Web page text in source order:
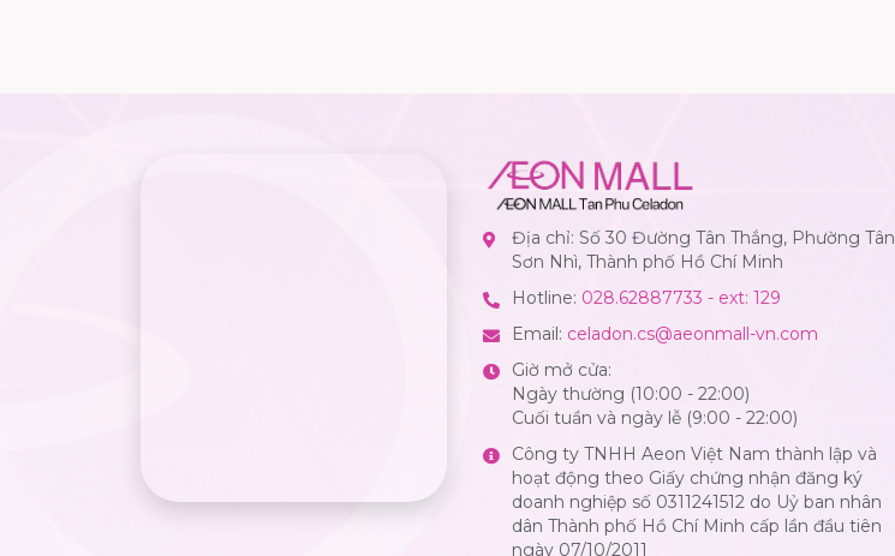
Địa chỉ: Số 30 Đường Tân Thắng, Phường Tân
Sơn Nhì, Thành phố Hồ Chí Minh
Hotline: 028.62887733 - ext: 129
Email: celadon.cs@aeonmall-vn.com
Giờ mở cửa:
Ngày thường (10:00 - 22:00)
Cuối tuần và ngày lễ (9:00 - 22:00)
Công ty TNHH Aeon Việt Nam thành lập và
hoạt động theo Giấy chứng nhận đăng ký
doanh nghiệp số 0311241512 do Uỷ ban nhân
dân Thành phố Hồ Chí Minh cấp lần đầu tiên
ngày 07/10/2011